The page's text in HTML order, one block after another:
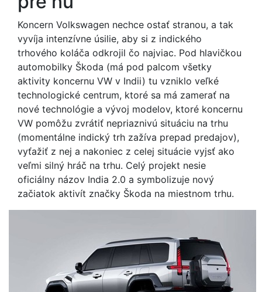
Koncern Volkswagen nechce ostať stranou, a tak
vyvíja intenzívne úsilie, aby si z indického
trhového koláča odkrojil čo najviac. Pod hlavičkou
automobilky Škoda (má pod palcom všetky
aktivity koncernu VW v Indii) tu vzniklo veľké
technologické centrum, ktoré sa má zamerať na
nové technológie a vývoj modelov, ktoré koncernu
VW pomôžu zvrátiť nepriaznivú situáciu na trhu
(momentálne indický trh zažíva prepad predajov),
vyťažiť z nej a nakoniec z celej situácie vyjsť ako
veľmi silný hráč na trhu. Celý projekt nesie
oficiálny názov India 2.0 a symbolizuje nový
začiatok aktivít značky Škoda na miestnom trhu.